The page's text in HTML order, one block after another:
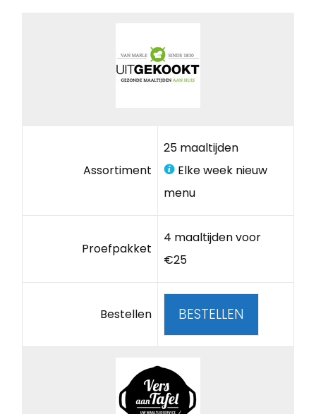
Assortiment
25 maaltijden
Elke week nieuw
menu
Proefpakket
4 maaltijden voor
€25
Bestellen BESTELLEN